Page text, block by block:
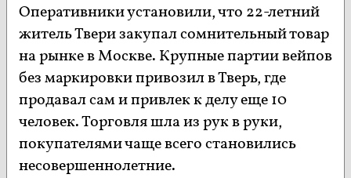
Оперативники установили, что 22-летний
житель Твери закупал сомнительный товар
на рынке в Москве. Крупные партии вейпов
без маркировки привозил в Тверь, где
продавал сам и привлек к делу еще 10
человек. Торговля шла из рук в руки,
покупателями чаще всего становились
несовершеннолетние.